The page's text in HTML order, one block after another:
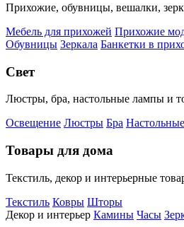
Прихожие, обувницы, вешалки,
Мебель для прихожей Прихожие
Обувницы Зеркала Банкетки в
Свет
Люстры, бра, настольные лампы и
Освещение Люстры Бра
Товары для дома
Текстиль, декор и интерьерные
Текстиль Ковры Шторы
Декор и интерьер Камины Часы